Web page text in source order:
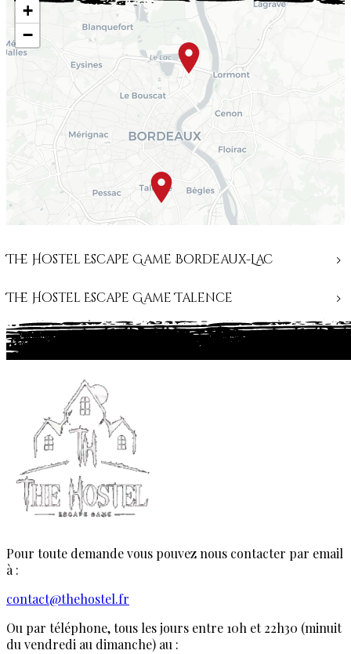
The Hostel Bordeaux-Lac
The Hostel Talence
+
−
The Hostel Escape Game Bordeaux-Lac
The Hostel Escape Game Talence
Pour toute demande vous pouvez nous contacter par email
à :
contact@thehostel.fr
Ou par téléphone, tous les jours entre 10h et 22h30 (minuit
du vendredi au dimanche) au :